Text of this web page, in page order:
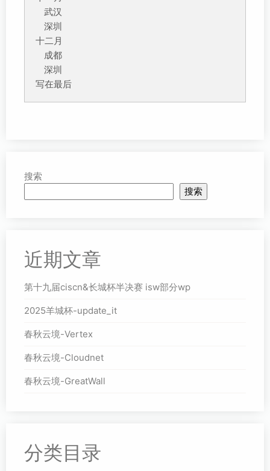
武汉
深圳
十二月
成都
深圳
写在最后
搜索
搜索
近期文章
第十九届ciscn&长城杯半决赛 isw部分wp
2025羊城杯-update_it
春秋云境-Vertex
春秋云境-Cloudnet
春秋云境-GreatWall
分类目录